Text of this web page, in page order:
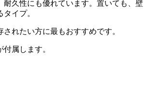
耐久性にも優れています。置いても、壁
イプ。
れたい方に最もおすすめです。
属します。